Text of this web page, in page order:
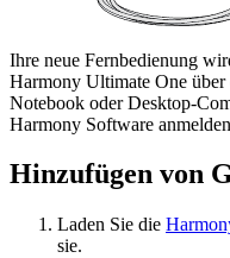
Ihre neue Fernbedienung
Harmony Ultimate One
Notebook oder Desktop-
Harmony Software
Hinzufügen von
Laden Sie die
sie.